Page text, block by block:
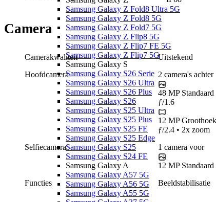
Samsung Galaxy Z Fold8 Ultra 5G
Samsung Galaxy Z Fold8 5G
Samsung Galaxy Z Fold7 5G
Samsung Galaxy Z Flip8 5G
Samsung Galaxy Z Flip7 FE 5G
Samsung Galaxy Z Flip7 5G
Samsung Galaxy S
Samsung Galaxy S26 Serie
Samsung Galaxy S26 Ultra
Samsung Galaxy S26 Plus
Samsung Galaxy S26
Samsung Galaxy S25 Ultra
Samsung Galaxy S25 Plus
Samsung Galaxy S25 FE
Samsung Galaxy S25 Edge
Samsung Galaxy S25
Samsung Galaxy S24 FE
Samsung Galaxy A
Samsung Galaxy A57 5G
Samsung Galaxy A56 5G
Samsung Galaxy A55 5G
Camera
Camerakwaliteit Uitstekend
Hoofdcamera
2 camera's achter
48 MP Standaard
ƒ/1.6
12 MPGroothoek
ƒ/2.4 • 2x zoom
Selfiecamera
1 camera voor
12 MP Standaard
Functies
Beeldstabilisatie